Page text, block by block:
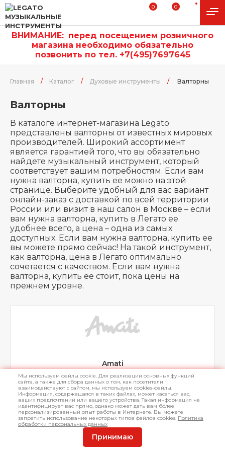
0 0
ВНИМАНИЕ: перед посещением розничного
магазина необходимо обязательно
позвонить по тел. +7(495)7697645
Главная / Каталог / Духовые инструменты / Валторны
Валторны
В каталоге интернет-магазина Legato
представлены валторны от известных мировых
производителей. Широкий ассортимент
является гарантией того, что вы обязательно
найдете музыкальный инструмент, который
соответствует вашим потребностям. Если вам
нужна валторна, купить ее можно на этой
странице. Выберите удобный для вас вариант
онлайн-заказ с доставкой по всей территории
России или визит в наш салон в Москве – если
вам нужна валторна, купить в Легато ее
удобнее всего, а цена – одна из самых
доступных. Если вам нужна валторна, купить ее
вы можете прямо сейчас! На такой инструмент,
как валторна, цена в Легато оптимально
сочетается с качеством. Если вам нужна
валторна, купить ее стоит, пока цены на
прежнем уровне.
Amati
3
Найдено товаров:70
Мы используем файлы cookie. Для реализации основных функций
сайта, а также для сбора данных о том, как посетители
взаимодействуют с сайтом, мы используем cookies-файлы.
Информация, содержащаяся в таких файлах, может касаться вас,
ваших предпочтений или вашего устройства. Такая информация не
идентифицирует вас прямо, однако может дать вам более
персонализированный опыт работы в Интернете. Вы можете
запретить использование некоторых типов файлов cookies. Политика
обработки персональных данных
Принимаю